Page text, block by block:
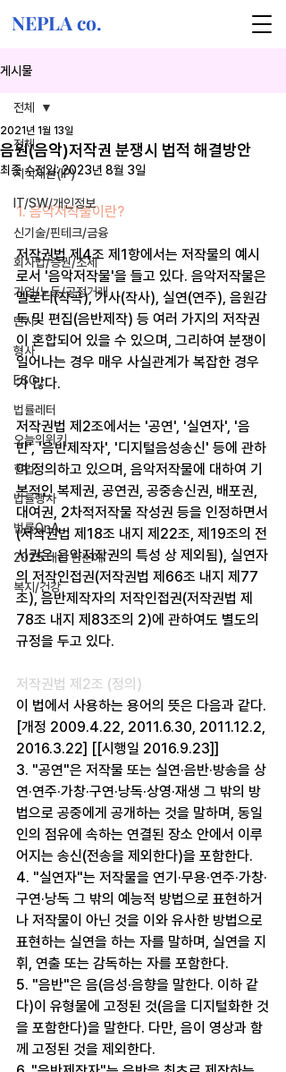
NEPLA co.
게시물
전체
지식재산(IP)
IT/SW/개인정보
신기술/핀테크/금융
회사법/증권/조세
기업/노동/공정거래
민사
형사
ESG
법률레터
오늘의위키
헌법
법률행사
법률QnA
2025 대선 한눈에
복지/건강
전체
음원(음악)저작권 분쟁시 법적 해결방안
2021년 1월 13일
최종 수정일:2023년 8월 3일
1. 음악저작물이란?
저작권법 제4조 제1항에서는 저작물의 예시
로서 '음악저작물'을 들고 있다. 음악저작물은
멜로디(작곡), 가사(작사), 실연(연주), 음원감
독 및 편집(음반제작) 등 여러 가지의 저작권
이 혼합되어 있을 수 있으며, 그리하여 분쟁이
일어나는 경우 매우 사실관계가 복잡한 경우
가 많다.
저작권법 제2조에서는 '공연', '실연자', '음
반', '음반제작자', '디지털음성송신' 등에 관하
여 정의하고 있으며, 음악저작물에 대하여 기
본적인 복제권, 공연권, 공중송신권, 배포권,
대여권, 2차적저작물 작성권 등을 인정하면서
(저작권법 제18조 내지 제22조, 제19조의 전
시권은 음악저작권의 특성 상 제외됨), 실연자
의 저작인접권(저작권법 제66조 내지 제77
조), 음반제작자의 저작인접권(저작권법 제
78조 내지 제83조의 2)에 관하여도 별도의
규정을 두고 있다.
저작권법 제2조 (정의)
이 법에서 사용하는 용어의 뜻은 다음과 같다.
[개정 2009.4.22, 2011.6.30, 2011.12.2,
2016.3.22] [[시행일 2016.9.23]]
3. "공연"은 저작물 또는 실연·음반·방송을 상
연·연주·가창·구연·낭독·상영·재생 그 밖의 방
법으로 공중에게 공개하는 것을 말하며, 동일
인의 점유에 속하는 연결된 장소 안에서 이루
어지는 송신(전송을 제외한다)을 포함한다.
4. "실연자"는 저작물을 연기·무용·연주·가창·
구연·낭독 그 밖의 예능적 방법으로 표현하거
나 저작물이 아닌 것을 이와 유사한 방법으로
표현하는 실연을 하는 자를 말하며, 실연을 지
휘, 연출 또는 감독하는 자를 포함한다.
5. "음반"은 음(음성·음향을 말한다. 이하 같
다)이 유형물에 고정된 것(음을 디지털화한 것
을 포함한다)을 말한다. 다만, 음이 영상과 함
께 고정된 것을 제외한다.